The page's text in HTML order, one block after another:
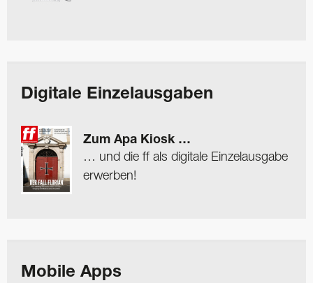
Digitale Einzelausgaben
Zum Apa Kiosk …
… und die ff als digitale Einzelausgabe
erwerben!
Mobile Apps